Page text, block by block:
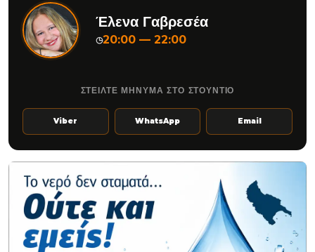
Έλενα Γαβρεσέα
◷20:00 — 22:00
ΣΤΕΙΛΤΕ ΜΗΝΥΜΑ ΣΤΟ ΣΤΟΥΝΤΙΟ
Viber WhatsApp Email